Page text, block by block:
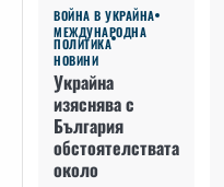
ВОЙНА В УКРАЙНА
МЕЖДУНАРОДНА
ПОЛИТИКА
НОВИНИ
Украйна
изяснява с
България
обстоятелствата
около